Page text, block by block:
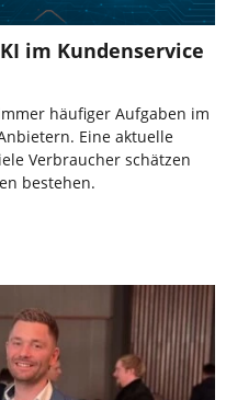
im Kundenservice
häufiger Aufgaben im
Eine aktuelle
Verbraucher schätzen
bestehen.